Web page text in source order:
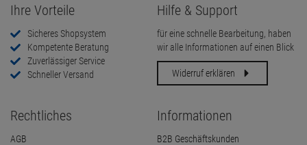
Ihre Vorteile
Sicheres Shopsystem
Kompetente Beratung
Zuverlässiger Service
Schneller Versand
Hilfe & Support
für eine schnelle Bearbeitung, haben
wir alle Informationen auf einen Blick
Widerruf erklären
Rechtliches
AGB
Informationen
B2B Geschäftskunden